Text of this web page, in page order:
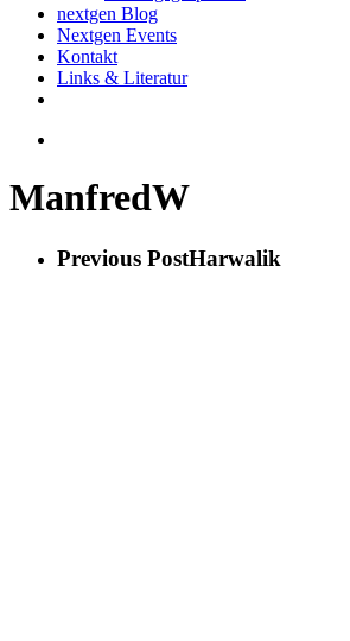
nextgen Blog
Nextgen Events
Kontakt
Links & Literatur
ManfredW
Previous PostHarwalik